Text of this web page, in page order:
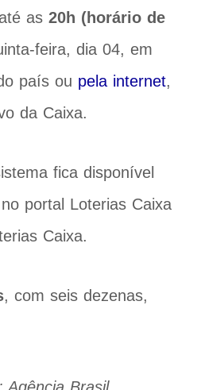
as 20h (horário de
feira, dia 04, em
país ou pela internet,
da Caixa.
fica disponível
no portal Loterias Caixa
Caixa.
, com seis dezenas,